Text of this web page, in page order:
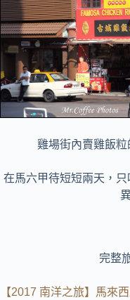
雞場街內賣雞飯
在馬六甲待短短兩天，
完整
【2017 南洋之旅】馬來